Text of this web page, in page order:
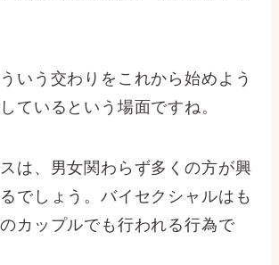
いう交わりをこれから始めよう
ているという場面ですね。
は、男女関わらず多くの方が興
でしょう。バイセクシャルはも
カップルでも行われる行為で